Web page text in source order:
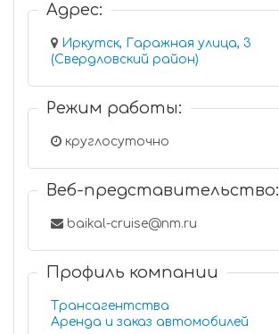
Адрес:
Иркутск, Гаражная улица, 3
(Свердловский район)
Режим работы:
круглосуточно
Веб-представительство:
baikal-cruise@nm.ru
Профиль компании
Трансагентства
Аренда и заказ автомобилей